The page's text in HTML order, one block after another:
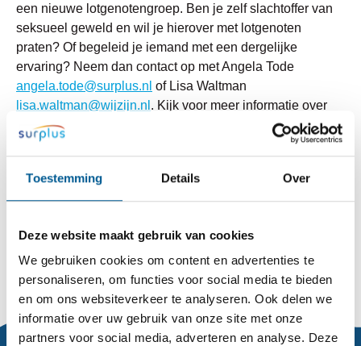
Toestemming Details Over
Deze website maakt gebruik van cookies
We gebruiken cookies om content en advertenties te
personaliseren, om functies voor social media te bieden
en om ons websiteverkeer te analyseren. Ook delen we
informatie over uw gebruik van onze site met onze
partners voor social media, adverteren en analyse. Deze
een nieuwe lotgenotengroep. Ben je zelf slachtoffer van
seksueel geweld en wil je hierover met lotgenoten
praten? Of begeleid je iemand met een dergelijke
ervaring? Neem dan contact op met Angela Tode
angela.tode@surplus.nl of Lisa Waltman
lisa.waltman@wijzijn.nl . Kijk voor meer informatie over
seksueel geweld op
www.centrumseksueelgeweld.nl
Bericht delen: